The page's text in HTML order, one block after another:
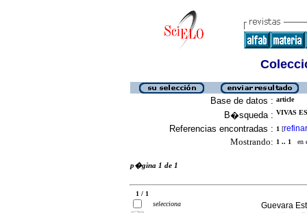
Base de datos : article
B�squeda : VIVAS
Referencias encontradas : 1 [refinar
Mostrando: 1 .. 1 en
p�gina 1 de 1
1 / 1
selecciona
Guevara